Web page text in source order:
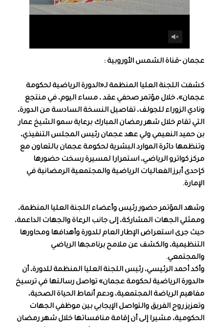
عجمان -قناة الشمس الأوروبية :
كشفت اللجنة العليا المنظمة لـ«الدورة الرياضية لحكومة
عجمان»، خلال مؤتمر صحفي عقد ، مساء اليوم، في منتجع
ونادي الزوراء للجولف، تفاصيل النسخة السادسة من الدورة،
التي تقام خلال شهر رمضان المبارك برعاية سمو الشيخ عمار
بن حميد النعيمي ولي عهد عجمان رئيس المجلس التنفيذي،
وتنظمها دائرة الموارد البشرية لحكومة عجمان بالتعاون مع
مركز كواترو الرياضي، استمرارا لمسيرة رسخت حضورها
كإحدى أبرز الفعاليات الرياضية والمجتمعية الرمضانية في
الإمارة.
وشهد المؤتمر حضور رئيس وأعضاء اللجنة العليا المنظمة،
وممثلي الجهات المشاركة، إلى جانب الرعاة والجهات الداعمة،
حيث جرى استعراض الإطار العام للدورة وأهدافها ومحاورها
التنظيمية، والكشف عن ملامح برنامجها الرياضي
والمجتمعي.
وأكد أحمد الرئيسي، رئيس اللجنة العليا المنظمة للدورة، أن
«الدورة الرياضية لحكومة عجمان» تواصل رسالتها في ترسيخ
مفاهيم الرياضة المجتمعية، ودعم أنماط الحياة الصحية،
وتعزيز روح الفريق والتواصل الإيجابي بين موظفي الجهات
الحكومية، مشيرا إلى أن إقامة منافساتها خلال شهر رمضان